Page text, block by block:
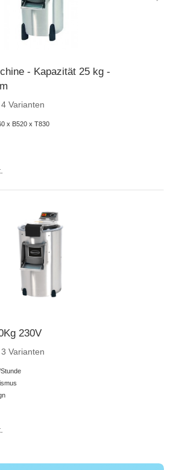
- Kapazität 25 kg -
4 Varianten
x B520 x T830
230V
3 Varianten